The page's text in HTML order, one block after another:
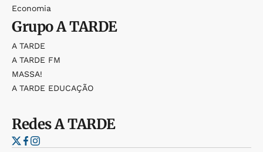
Economia
GrupoA TARDE
A TARDE
A TARDE FM
MASSA!
A TARDE EDUCAÇÃO
RedesA TARDE